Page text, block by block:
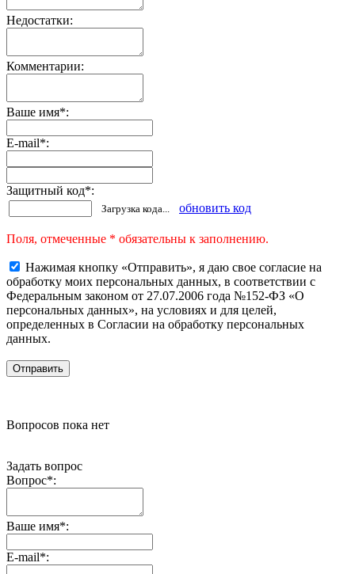
Недостатки:
Комментарии:
Ваше имя*:
E-mail*:
Защитный код*:
Загрузка кода... обновить код
Поля, отмеченные * обязательны к заполнению.
Нажимая кнопку «Отправить», я даю свое согласие на
обработку моих персональных данных, в соответствии с
Федеральным законом от 27.07.2006 года №152-ФЗ «О
персональных данных», на условиях и для целей,
определенных в Согласии на обработку персональных
данных.
Вопросов пока нет
Задать вопрос
Вопрос*:
Ваше имя*:
E-mail*: